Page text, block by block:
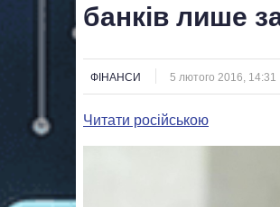
банків лише
ФІНАНСИ 5 лютого 2016, 14:31
Читати російською